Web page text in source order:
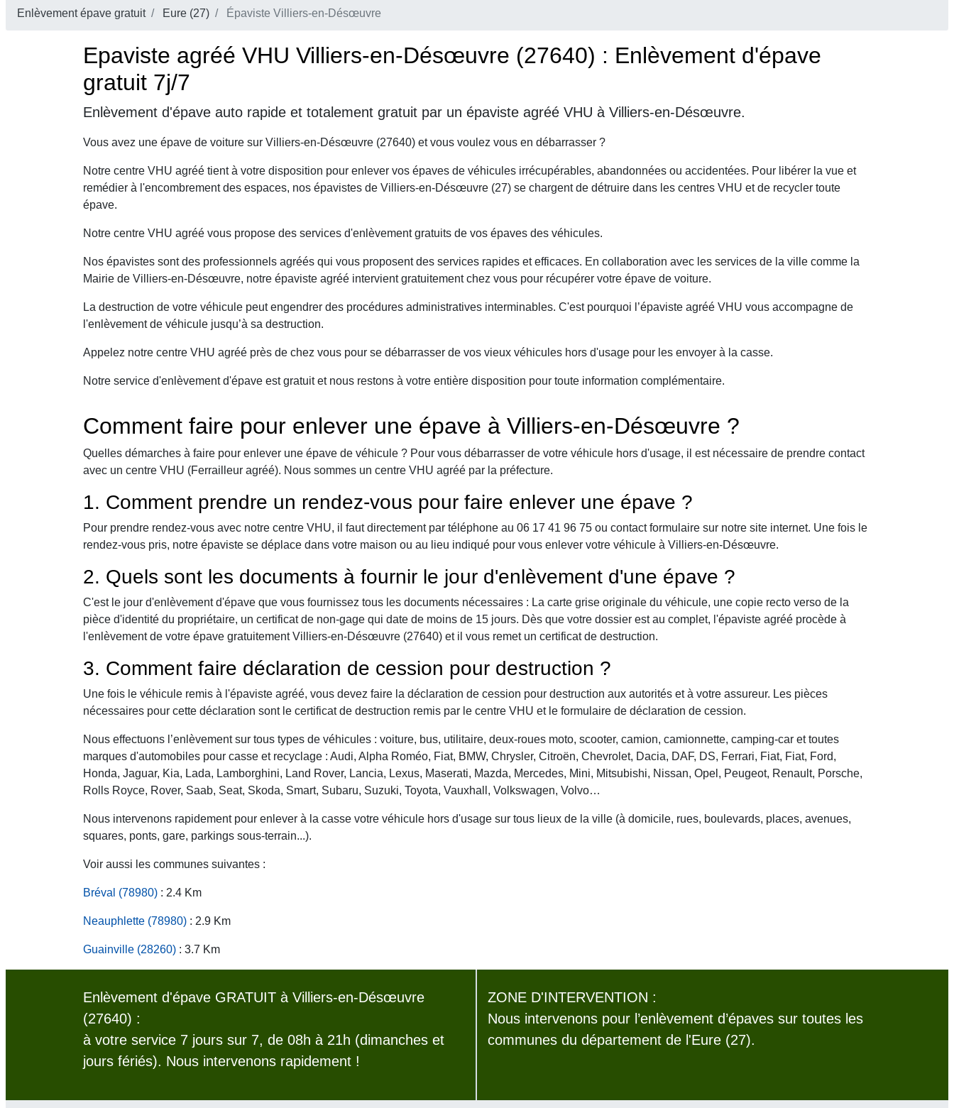
Enlèvement épave gratuit Eure (27) Épaviste Villiers-en-Désœuvre
Epaviste agréé VHU Villiers-en-Désœuvre (27640) : Enlèvement d'épave
gratuit 7j/7
Enlèvement d'épave auto rapide et totalement gratuit par un épaviste agréé VHU à Villiers-en-Désœuvre.
Vous avez une épave de voiture sur Villiers-en-Désœuvre (27640) et vous voulez vous en débarrasser ?
Notre centre VHU agréé tient à votre disposition pour enlever vos épaves de véhicules irrécupérables, abandonnées ou accidentées. Pour libérer la vue et
remédier à l'encombrement des espaces, nos épavistes de Villiers-en-Désœuvre (27) se chargent de détruire dans les centres VHU et de recycler toute
épave.
Notre centre VHU agréé vous propose des services d'enlèvement gratuits de vos épaves des véhicules.
Nos épavistes sont des professionnels agréés qui vous proposent des services rapides et efficaces. En collaboration avec les services de la ville comme la
Mairie de Villiers-en-Désœuvre, notre épaviste agréé intervient gratuitement chez vous pour récupérer votre épave de voiture.
La destruction de votre véhicule peut engendrer des procédures administratives interminables. C'est pourquoi l’épaviste agréé VHU vous accompagne de
l'enlèvement de véhicule jusqu’à sa destruction.
Appelez notre centre VHU agréé près de chez vous pour se débarrasser de vos vieux véhicules hors d'usage pour les envoyer à la casse.
Notre service d'enlèvement d'épave est gratuit et nous restons à votre entière disposition pour toute information complémentaire.
Comment faire pour enlever une épave à Villiers-en-Désœuvre ?
Quelles démarches à faire pour enlever une épave de véhicule ? Pour vous débarrasser de votre véhicule hors d'usage, il est nécessaire de prendre contact
avec un centre VHU (Ferrailleur agréé). Nous sommes un centre VHU agréé par la préfecture.
1. Comment prendre un rendez-vous pour faire enlever une épave ?
Pour prendre rendez-vous avec notre centre VHU, il faut directement par téléphone au 06 17 41 96 75 ou contact formulaire sur notre site internet. Une fois le
rendez-vous pris, notre épaviste se déplace dans votre maison ou au lieu indiqué pour vous enlever votre véhicule à Villiers-en-Désœuvre.
2. Quels sont les documents à fournir le jour d'enlèvement d'une épave ?
C'est le jour d'enlèvement d'épave que vous fournissez tous les documents nécessaires : La carte grise originale du véhicule, une copie recto verso de la
pièce d'identité du propriétaire, un certificat de non-gage qui date de moins de 15 jours. Dès que votre dossier est au complet, l'épaviste agréé procède à
l'enlèvement de votre épave gratuitement Villiers-en-Désœuvre (27640) et il vous remet un certificat de destruction.
3. Comment faire déclaration de cession pour destruction ?
Une fois le véhicule remis à l'épaviste agréé, vous devez faire la déclaration de cession pour destruction aux autorités et à votre assureur. Les pièces
nécessaires pour cette déclaration sont le certificat de destruction remis par le centre VHU et le formulaire de déclaration de cession.
Nous effectuons l’enlèvement sur tous types de véhicules : voiture, bus, utilitaire, deux-roues moto, scooter, camion, camionnette, camping-car et toutes
marques d'automobiles pour casse et recyclage : Audi, Alpha Roméo, Fiat, BMW, Chrysler, Citroën, Chevrolet, Dacia, DAF, DS, Ferrari, Fiat, Fiat, Ford,
Honda, Jaguar, Kia, Lada, Lamborghini, Land Rover, Lancia, Lexus, Maserati, Mazda, Mercedes, Mini, Mitsubishi, Nissan, Opel, Peugeot, Renault, Porsche,
Rolls Royce, Rover, Saab, Seat, Skoda, Smart, Subaru, Suzuki, Toyota, Vauxhall, Volkswagen, Volvo…
Nous intervenons rapidement pour enlever à la casse votre véhicule hors d'usage sur tous lieux de la ville (à domicile, rues, boulevards, places, avenues,
squares, ponts, gare, parkings sous-terrain...).
Voir aussi les communes suivantes :
Bréval (78980) : 2.4 Km
Neauphlette (78980) : 2.9 Km
Guainville (28260) : 3.7 Km
Enlèvement d'épave GRATUIT à Villiers-en-Désœuvre
(27640) :
à votre service 7 jours sur 7, de 08h à 21h (dimanches et
jours fériés). Nous intervenons rapidement !
ZONE D'INTERVENTION :
Nous intervenons pour l’enlèvement d’épaves sur toutes les
communes du département de l'Eure (27).